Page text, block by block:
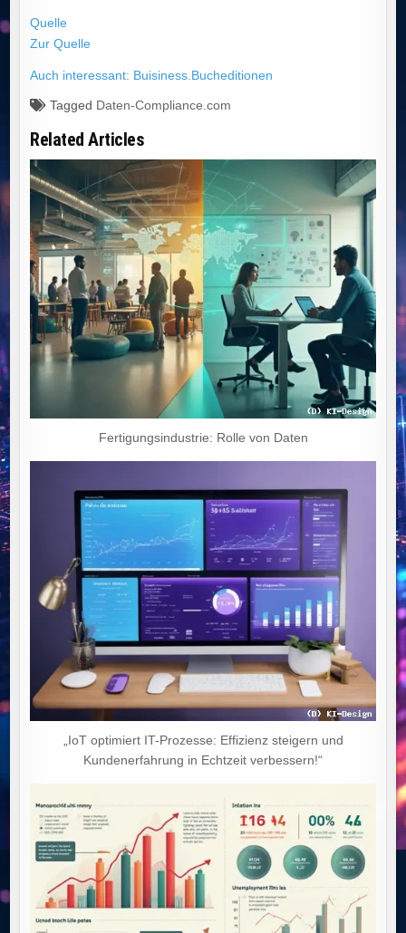
Quelle
Zur Quelle
Auch interessant: Buisiness.Bucheditionen
Tagged Daten-Compliance.com
Related Articles
Fertigungsindustrie: Rolle von Daten
„IoT optimiert IT-Prozesse: Effizienz steigern und
Kundenerfahrung in Echtzeit verbessern!“